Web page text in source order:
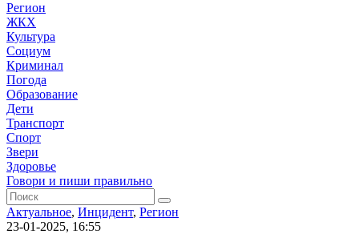
Регион
ЖКХ
Культура
Социум
Криминал
Погода
Образование
Дети
Транспорт
Спорт
Звери
Здоровье
Говори и пиши правильно
Актуальное, Инцидент, Регион
23-01-2025, 16:55